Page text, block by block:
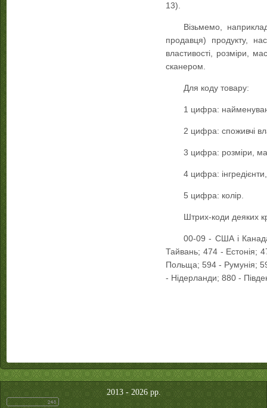
13).
Візьмемо,
продавця) продукту,
властивості, розміри,
сканером.
Для коду товару:
1 цифра:
2 цифра: споживчі
3 цифра: розміри,
4 цифра: інгредієнти,
5 цифра: колір.
Штрих-коди деяких
00-09 - США і
Тайвань; 474 - Естонія;
Польща; 594 - Румунія;
- Нідерланди; 880 -
2013 - 2026 рр.